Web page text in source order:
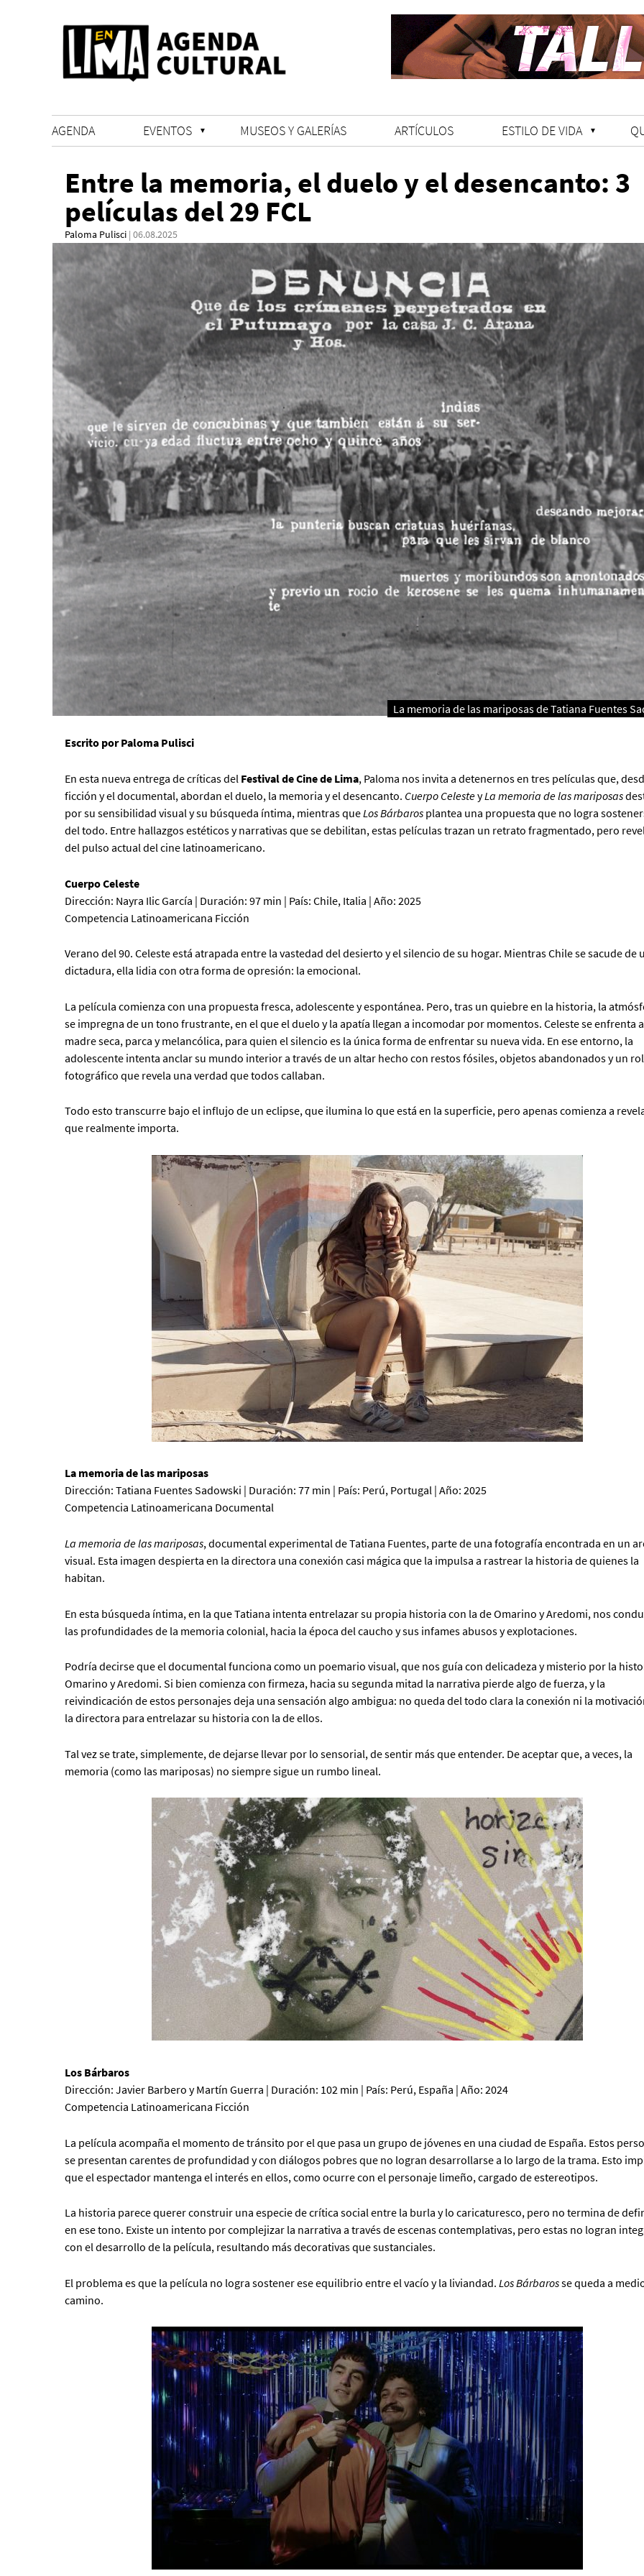
AGENDA EVENTOS MUSEOS Y GALERÍAS ARTÍCULOS ESTILO DE VIDA
Entre la memoria, el duelo y el desencanto: 3
películas del 29 FCL
Paloma Pulisci| 06.08.2025
La memoria de las mariposas de Tatiana Fuentes
Escrito por Paloma Pulisci
En esta nueva entrega de críticas del Festival de Cine de Lima, Paloma nos invita a detenernos en tres películas que,
ficción y el documental, abordan el duelo, la memoria y el desencanto. Cuerpo CelesteyLa memoria de las mariposas
por su sensibilidad visual y su búsqueda íntima, mientras queLos Bárbarosplantea una propuesta que no logra
del todo. Entre hallazgos estéticos y narrativas que se debilitan, estas películas trazan un retrato fragmentado, pero
del pulso actual del cine latinoamericano.
Cuerpo Celeste
Dirección: Nayra Ilic García | Duración: 97 min | País: Chile, Italia | Año: 2025
Competencia Latinoamericana Ficción
Verano del 90. Celeste está atrapada entre la vastedad del desierto y el silencio de su hogar. Mientras Chile se sacude de
dictadura, ella lidia con otra forma de opresión: la emocional.
La película comienza con una propuesta fresca, adolescente y espontánea. Pero, tras un quiebre en la historia, la
se impregna de un tono frustrante, en el que el duelo y la apatía llegan a incomodar por momentos. Celeste se enfrenta
madre seca, parca y melancólica, para quien el silencio es la única forma de enfrentar su nueva vida. En ese entorno, la
adolescente intenta anclar su mundo interior a través de un altar hecho con restos fósiles, objetos abandonados y un
fotográfico que revela una verdad que todos callaban.
Todo esto transcurre bajo el influjo de un eclipse, que ilumina lo que está en la superficie, pero apenas comienza a
que realmente importa.
La memoria de las mariposas
Dirección: Tatiana Fuentes Sadowski | Duración: 77 min | País: Perú, Portugal | Año: 2025
Competencia Latinoamericana Documental
La memoria de las mariposas, documental experimental de Tatiana Fuentes, parte de una fotografía encontrada en un
visual. Esta imagen despierta en la directora una conexión casi mágica que la impulsa a rastrear la historia de quienes la
habitan.
En esta búsqueda íntima, en la que Tatiana intenta entrelazar su propia historia con la de Omarino y Aredomi, nos
las profundidades de la memoria colonial, hacia la época del caucho y sus infames abusos y explotaciones.
Podría decirse que el documental funciona como un poemario visual, que nos guía con delicadeza y misterio por la
Omarino y Aredomi. Si bien comienza con firmeza, hacia su segunda mitad la narrativa pierde algo de fuerza, y la
reivindicación de estos personajes deja una sensación algo ambigua: no queda del todo clara la conexión ni la
la directora para entrelazar su historia con la de ellos.
Tal vez se trate, simplemente, de dejarse llevar por lo sensorial, de sentir más que entender. De aceptar que, a veces, la
memoria (como las mariposas) no siempre sigue un rumbo lineal.
Los Bárbaros
Dirección: Javier Barbero y Martín Guerra | Duración: 102 min | País: Perú, España | Año: 2024
Competencia Latinoamericana Ficción
La película acompaña el momento de tránsito por el que pasa un grupo de jóvenes en una ciudad de España. Estos
se presentan carentes de profundidad y con diálogos pobres que no logran desarrollarse a lo largo de la trama. Esto
que el espectador mantenga el interés en ellos, como ocurre con el personaje limeño, cargado de estereotipos.
La historia parece querer construir una especie de crítica social entre la burla y lo caricaturesco, pero no termina de
en ese tono. Existe un intento por complejizar la narrativa a través de escenas contemplativas, pero estas no logran
con el desarrollo de la película, resultando más decorativas que sustanciales.
El problema es que la película no logra sostener ese equilibrio entre el vacío y la liviandad. Los Bárbarosse queda a
camino.